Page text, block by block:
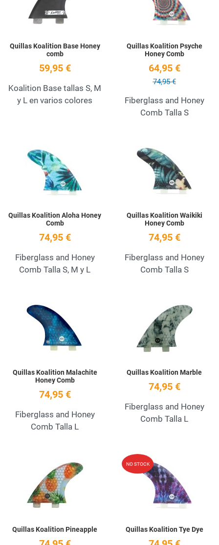
Quillas Koalition Base Honey
comb
59,95 €
Koalition Base tallas S, M
y L en varios colores
Quillas Koalition Psyche
Honey Comb
64,95 €
74,95 €
Fiberglass and Honey
Comb Talla S
Add to Wishlist
Quillas Koalition Aloha Honey
Comb
74,95 €
Fiberglass and Honey
Comb Talla S, M y L
Quillas Koalition Waikiki
Honey Comb
74,95 €
Fiberglass and Honey
Comb Talla S
Quillas Koalition Malachite
Honey Comb
74,95 €
Fiberglass and Honey
Comb Talla L
Quillas Koalition Marble
74,95 €
Fiberglass and Honey
Comb Talla L
Add to Wishlist
Quillas Koalition Pineapple
NO STOCK
Quillas Koalition Tye Dye